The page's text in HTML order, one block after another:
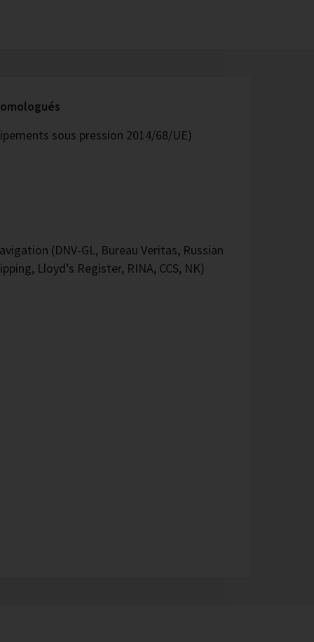
sous pression 2014/68/UE)
(DNV-GL, Bureau Veritas, Russian
Lloyd’s Register, RINA, CCS, NK)